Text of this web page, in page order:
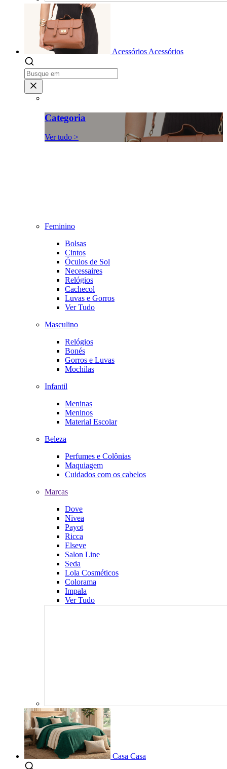
Acessórios Acessórios
Categoria
Ver tudo >
Feminino
Bolsas
Cintos
Óculos de Sol
Necessaires
Relógios
Cachecol
Luvas e Gorros
Ver Tudo
Masculino
Relógios
Bonés
Gorros e Luvas
Mochilas
Infantil
Meninas
Meninos
Material Escolar
Beleza
Perfumes e Colônias
Maquiagem
Cuidados com os cabelos
Marcas
Dove
Nivea
Payot
Ricca
Elseve
Salon Line
Seda
Lola Cosméticos
Colorama
Impala
Ver Tudo
Casa Casa